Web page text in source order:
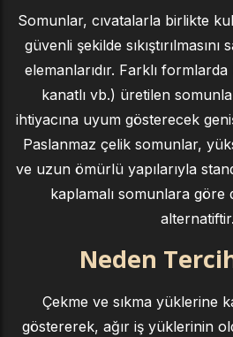
Somunlar, cıvatalarla birlikte
güvenli şekilde
elemanlarıdır. Farklı
kanatlı vb.) üretilen
ihtiyacına uyum gösterecek
Paslanmaz çelik somunlar,
ve uzun ömürlü yapılarıyla
kaplamalı somunlara göre
alternatiftir.
Neden
Çekme ve sıkma yüklerine
göstererek, ağır iş yüklerinin